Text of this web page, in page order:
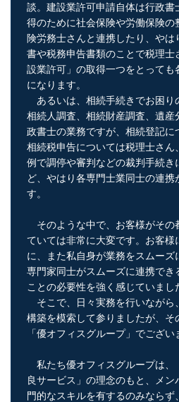
談。建設業許可申請自体は行政書
得のために社会保険や労働保険の
険労務士さんと連携したり、や
書や税務申告書類のことで税理士
設業許可」の取得一つをとって
になります。
あるいは、相続手続きでお困り
相続人調査、相続財産調査、遺
政書士の業務ですが、相続登記に
相続税申告については税理士さ
例で調停や審判などの裁判手続き
ど、やはり各専門士業同士の連携
す。
そのような中で、お客様がその
ていては非常に大変です。お客様
に、また私自身が業務をスムーズ
専門家同士がスムーズに連携でき
ことの必要性を強く感じていまし
そこで、日々実務を行いながら
構築を模索して参りましたが、そ
「優オフィスグループ」でござい
私たち優オフィスグループは、
良サービス」の理念のもと、メ
門的なスキルを有するのみなら